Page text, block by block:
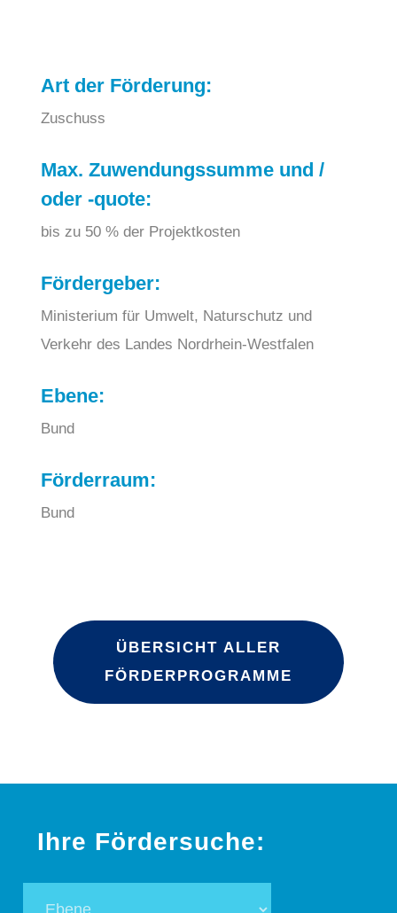
Art der Förderung:
Zuschuss
Max. Zuwendungssumme und /
oder -quote:
bis zu 50 % der Projektkosten
Fördergeber:
Ministerium für Umwelt, Naturschutz und
Verkehr des Landes Nordrhein-Westfalen
Ebene:
Bund
Förderraum:
Bund
ÜBERSICHT ALLER
FÖRDERPROGRAMME
Ihre Fördersuche: